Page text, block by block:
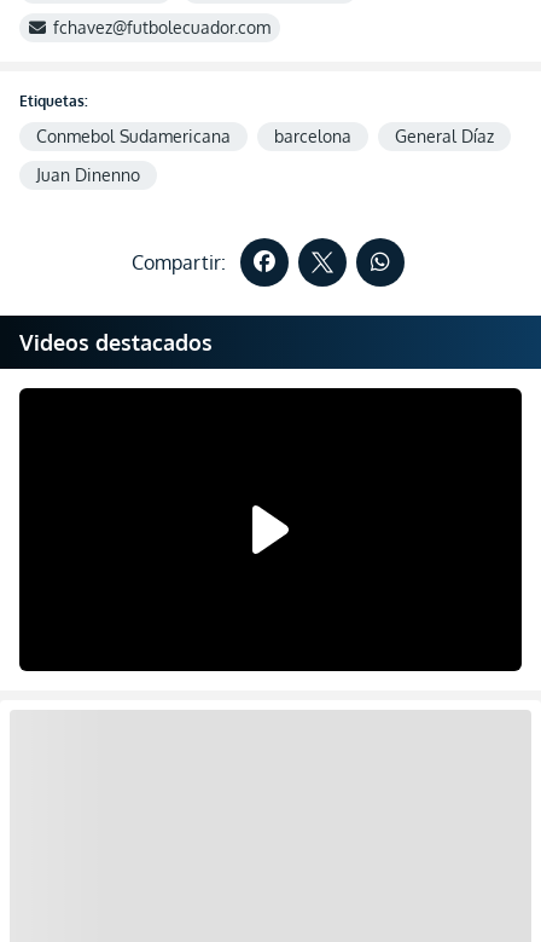
fchavez@futbolecuador.com
Etiquetas:
Conmebol Sudamericana barcelona
General Díaz
Juan Dinenno
Compartir:
Videos destacados